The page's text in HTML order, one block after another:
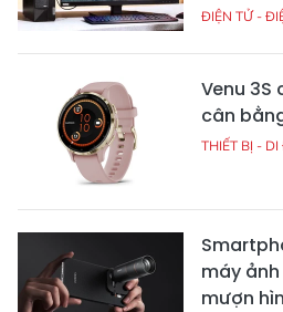
ĐIỆN TỬ -
Venu
cân
THIẾT BỊ -
máy
mượn